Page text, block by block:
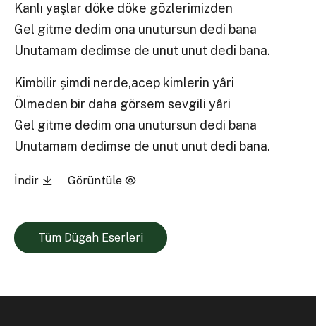
Kanlı yaşlar döke döke gözlerimizden
Gel gitme dedim ona unutursun dedi bana
Unutamam dedimse de unut unut dedi bana.
Kimbilir şimdi nerde,acep kimlerin yâri
Ölmeden bir daha görsem sevgili yâri
Gel gitme dedim ona unutursun dedi bana
Unutamam dedimse de unut unut dedi bana.
İndir Görüntüle
Tüm Dügah Eserleri